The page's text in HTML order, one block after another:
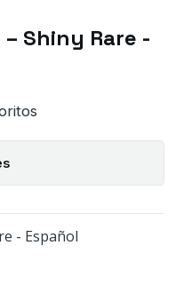
Shiny Rare -
- Español